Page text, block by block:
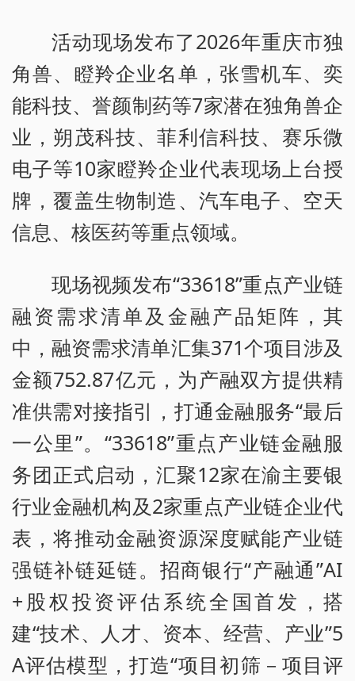
活动现场发布了2026年重庆市独
角兽、瞪羚企业名单，张雪机车、奕
能科技、誉颜制药等7家潜在独角兽企
业，朔茂科技、菲利信科技、赛乐微
电子等10家瞪羚企业代表现场上台授
牌，覆盖生物制造、汽车电子、空天
信息、核医药等重点领域。
现场视频发布“33618”重点产业链
融资需求清单及金融产品矩阵，其
中，融资需求清单汇集371个项目涉及
金额752.87亿元，为产融双方提供精
准供需对接指引，打通金融服务“最后
一公里”。“33618”重点产业链金融服
务团正式启动，汇聚12家在渝主要银
行业金融机构及2家重点产业链企业代
表，将推动金融资源深度赋能产业链
强链补链延链。招商银行“产融通”AI
+股权投资评估系统全国首发，搭
建“技术、人才、资本、经营、产业”5
A评估模型，打造“项目初筛－项目评